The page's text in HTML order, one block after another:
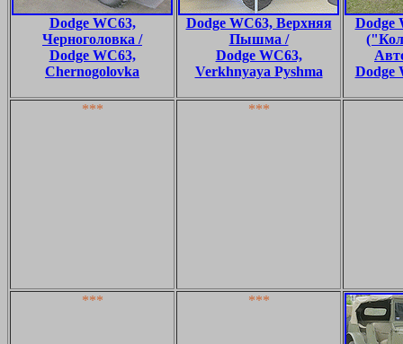
Dodge WC63,
Черноголовка /
Dodge WC63,
Chernogolovka
Dodge WC63, Верхняя
Пышма /
Dodge WC63,
Verkhnyaya Pyshma
Dodge
Dodge
*** ***
*** ***